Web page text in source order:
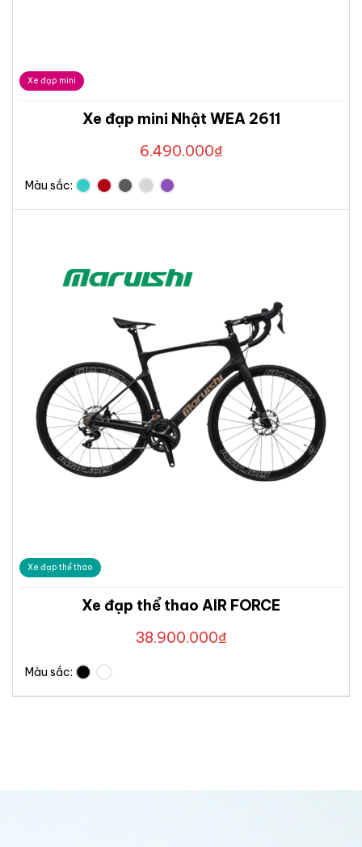
Xe đạp mini
Xe đạp mini Nhật WEA 2611
6.490.000₫
Màu sắc:
Xe đạp thể thao
Xe đạp thể thao AIR FORCE
38.900.000₫
Màu sắc: